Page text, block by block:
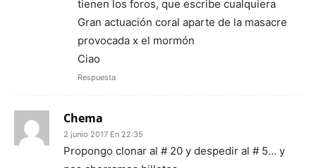
tienen los foros, que escribe cualquiera
Gran actuación coral aparte de la masacre
provocada x el mormón
Ciao
Respuesta
Chema
2 junio 2017 En 22:35
Propongo clonar al # 20 y despedir al # 5… y